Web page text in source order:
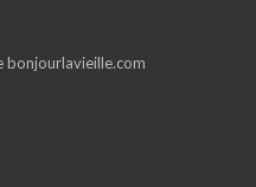
bonjourlavieille.com